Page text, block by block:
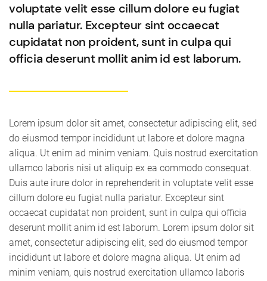
voluptate velit esse cillum dolore eu fugiat
nulla pariatur. Excepteur sint occaecat
cupidatat non proident, sunt in culpa qui
officia deserunt mollit anim id est laborum.
Lorem ipsum dolor sit amet, consectetur adipiscing elit, sed
do eiusmod tempor incididunt ut labore et dolore magna
aliqua. Ut enim ad minim veniam. Quis nostrud exercitation
ullamco laboris nisi ut aliquip ex ea commodo consequat.
Duis aute irure dolor in reprehenderit in voluptate velit esse
cillum dolore eu fugiat nulla pariatur. Excepteur sint
occaecat cupidatat non proident, sunt in culpa qui officia
deserunt mollit anim id est laborum. Lorem ipsum dolor sit
amet, consectetur adipiscing elit, sed do eiusmod tempor
incididunt ut labore et dolore magna aliqua. Ut enim ad
minim veniam, quis nostrud exercitation ullamco laboris